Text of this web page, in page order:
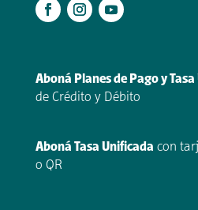
Aboná Planes de Pago y
de Crédito y Débito
Aboná Tasa Unificada con
o QR